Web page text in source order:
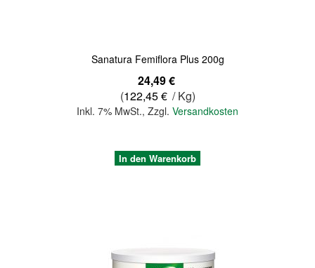
Sanatura Femiflora Plus 200g
24,49 €
(122,45 € / Kg)
Inkl. 7% MwSt., Zzgl. Versandkosten
In den Warenkorb